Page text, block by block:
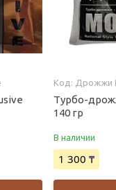
Дрожжи
Турбо-
140 гр
В наличии
1 300 ₸